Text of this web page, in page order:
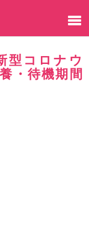
型コロナウ
・待機期間